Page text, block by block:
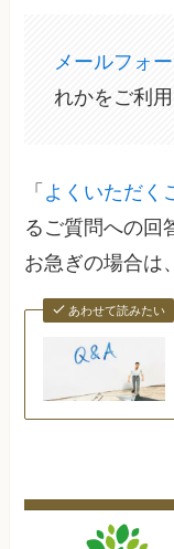
メールフォ
れかをご利用
「 よくいただく
るご質問への回
お急ぎの場合は
あわせて読みたい